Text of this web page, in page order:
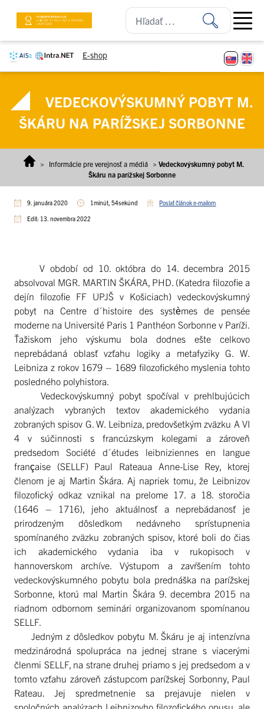
E-shop
Open
VEDECKOVÝSKUMNÝ POBYT M.
ŠKÁRU NA PARÍŽSKEJ SORBONNE
> Informácie pre verejnosť a médiá > Vedeckovýskumný pobyt M.
Škáru na parížskej Sorbonne
9. januára 2020 1minút, 54sekúnd Poslať článok e-mailom
Edit: 13. novembra 2022
V období od 10. októbra do 14. decembra 2015
absolvoval MGR. MARTIN ŠKÁRA, PHD. (Katedra filozofie a
dejín filozofie FF UPJŠ v Košiciach) vedeckovýskumný
pobyt na Centre d´histoire des systèmes de pensée
moderne na Université Paris 1 Panthéon Sorbonne v Paríži.
Ťažiskom jeho výskumu bola dodnes ešte celkovo
neprebádaná oblasť vzťahu logiky a metafyziky G. W.
Leibniza z rokov 1679 – 1689 filozofického myslenia tohto
posledného polyhistora.
Vedeckovýskumný pobyt spočíval v prehlbujúcich
analýzach vybraných textov akademického vydania
zobraných spisov G. W. Leibniza, predovšetkým zväzku A VI
4 v súčinnosti s francúzskym kolegami a zároveň
predsedom Société d´études leibniziennes en langue
française (SELLF) Paul Rateaua Anne-Lise Rey, ktorej
členom je aj Martin Škára. Aj napriek tomu, že Leibnizov
filozofický odkaz vznikal na prelome 17. a 18. storočia
(1646 – 1716), jeho aktuálnosť a neprebádanosť je
prirodzeným dôsledkom nedávneho sprístupnenia
spomínaného zväzku zobraných spisov, ktoré boli do čias
ich akademického vydania iba v rukopisoch v
hannoverskom archíve. Výstupom a zavŕšením tohto
vedeckovýskumného pobytu bola prednáška na parížskej
Sorbonne, ktorú mal Martin Škára 9. decembra 2015 na
riadnom odbornom seminári organizovanom spomínanou
SELLF.
Jedným z dôsledkov pobytu M. Škáru je aj intenzívna
medzinárodná spolupráca na jednej strane s viacerými
členmi SELLF, na strane druhej priamo s jej predsedom a v
tomto vzťahu zároveň zástupcom parížskej Sorbonny, Paul
Rateau. Jej spredmetnenie sa prejavuje nielen v
spoločných analýzach Leibnizovho filozofického opusu, ale